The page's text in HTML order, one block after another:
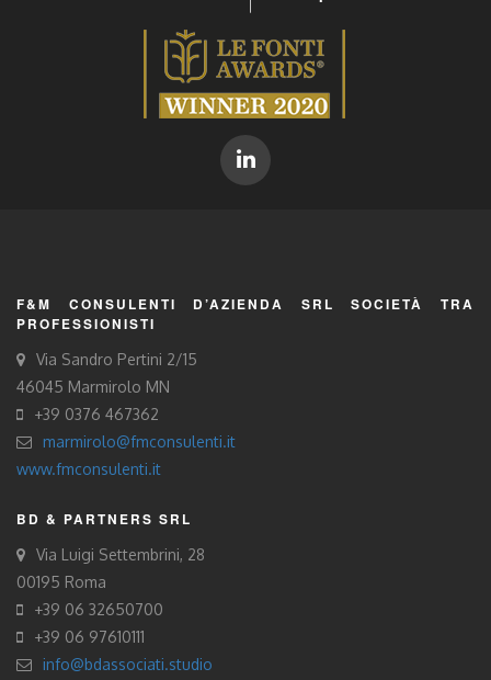
F&M CONSULENTI D’AZIENDA SRL SOCIETÀ TRA
PROFESSIONISTI
Via Sandro Pertini 2/15
46045 Marmirolo MN
+39 0376 467362
marmirolo@fmconsulenti.it
www.fmconsulenti.it
BD & PARTNERS SRL
Via Luigi Settembrini, 28
00195 Roma
+39 06 32650700
+39 06 97610111
info@bdassociati.studio